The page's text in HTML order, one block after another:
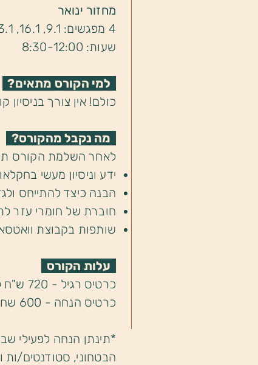
מחזור ינואר
4 מפגשים: 9.1, 16.1, 23.1, 30.1
שעות: 8:30-12:00
למי הקורס מתאים?
כולם! אין צורך בניסיון
מה נקבל מהקורס?
לאחר השלמת הקורס
ידע וניסיון מעשי
הבנה כיצד להתייחס
חוברת של חומרי עזר
שותפות בקבוצת
עלות הקורס
כרטיס רגיל - 720 ש"ח למשתתף.ת
כרטיס הנחה - 600 שח למשתתף.ת
*תינתן הנחה לפעילי
הבטחוני, סטודנטים/ות